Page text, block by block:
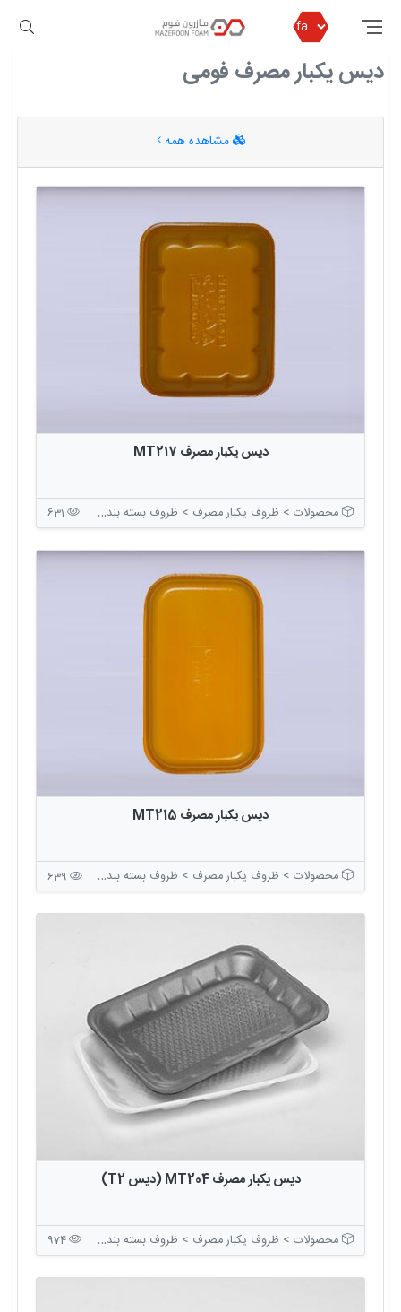
مازرون فوم دیس یکبار مصرف فومی
دیس یکبار مصرف فومی
مشاهده همه
دیس یکبار مصرف MT217
محصولات > ظروف یکبار مصرف > ظروف بسته بندی بدون درب
دیس یکبار مصرف MT215
محصولات > ظروف یکبار مصرف > ظروف بسته بندی بدون درب
دیس یکبار مصرف MT204 (دیس T2)
محصولات > ظروف یکبار مصرف > ظروف بسته بندی بدون درب